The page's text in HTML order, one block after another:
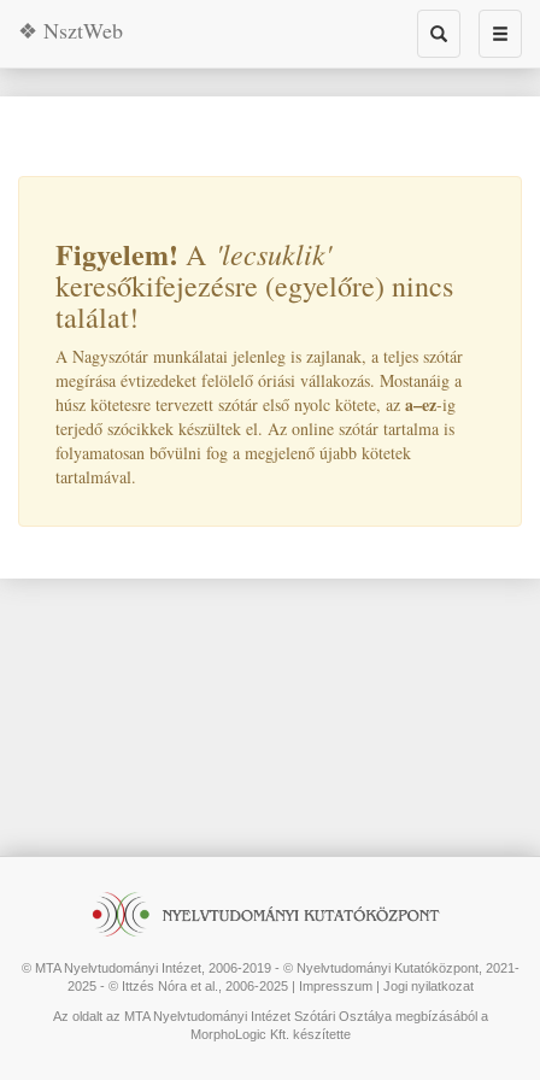
Toggle
search
❖ NsztWeb
Figyelem! A 'lecsuklik'
keresőkifejezésre (egyelőre) nincs
találat!
A Nagyszótár munkálatai jelenleg is zajlanak, a teljes szótár
megírása évtizedeket felölelő óriási vállakozás. Mostanáig a
húsz kötetesre tervezett szótár első nyolc kötete, az a–ez-ig
terjedő szócikkek készültek el. Az online szótár tartalma is
folyamatosan bővülni fog a megjelenő újabb kötetek
tartalmával.
© MTA Nyelvtudományi Intézet, 2006-2019 - © Nyelvtudományi Kutatóközpont, 2021-
2025 - © Ittzés Nóra et al., 2006-2025 | Impresszum| Jogi nyilatkozat
Az oldalt az MTA Nyelvtudományi Intézet Szótári Osztálya megbízásából a
MorphoLogic Kft. készítette